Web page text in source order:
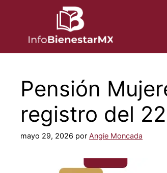
Pensión
registro del
mayo 29, 2026 por Angie Moncada